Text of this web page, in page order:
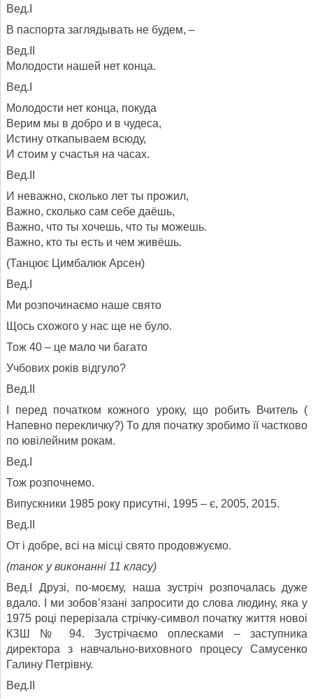
Вед.І
В паспорта заглядывать не будем, –
Вед.ІІ
Молодости нашей нет конца.
Вед.І
Молодости нет конца, покуда
Верим мы в добро и в чудеса,
Истину откапываем всюду,
И стоим у счастья на часах.
Вед.ІІ
И неважно, сколько лет ты прожил,
Важно, сколько сам себе даёшь,
Важно, что ты хочешь, что ты можешь.
Важно, кто ты есть и чем живёшь.
(Танцює Цимбалюк Арсен)
Вед.І
Ми розпочинаємо наше свято
Щось схожого у нас ще не було.
Тож 40 – це мало чи багато
Учбових років відгуло?
Вед.ІІ
І перед початком кожного уроку, що робить Вчитель (
Напевно перекличку?) То для початку зробимо її частково
по ювілейним рокам.
Вед.І
Тож розпочнемо.
Випускники 1985 року присутні, 1995 – є, 2005, 2015.
Вед.ІІ
От і добре, всі на місці свято продовжуємо.
(танок у виконанні 11 класу)
Вед.І Друзі, по-моєму, наша зустріч розпочалась дуже
вдало. І ми зобов’язані запросити до слова людину, яка у
1975 році перерізала стрічку-символ початку життя новоі
КЗШ № 94. Зустрічаємо оплесками – заступника
директора з навчально-виховного процесу Самусенко
Галину Петрівну.
Вед.ІІ